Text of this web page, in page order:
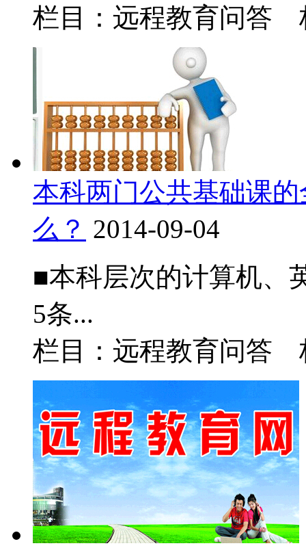
栏目：远程教育问
本科两门公共基础课
么？ 2014-09-04
■本科层次的计算机、
5条...
栏目：远程教育问